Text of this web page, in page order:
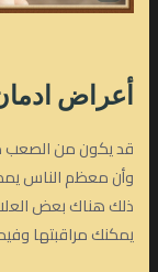
أعراض
قد يكون من الصعب
وأن معظم الناس
ذلك هناك بعض
يمكنك مراقبتها